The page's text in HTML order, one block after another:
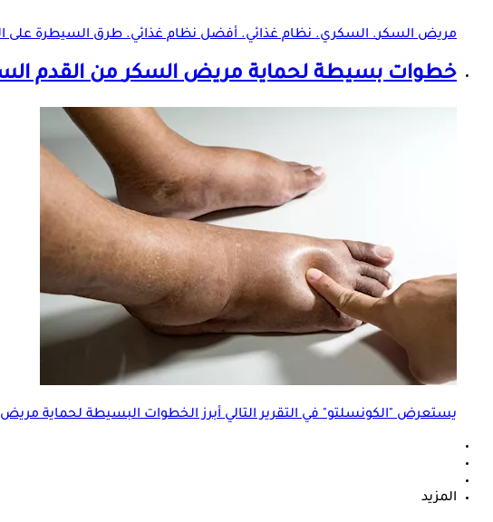
مريض السكر. السكري. نظام غذائي. أفضل نظام غذائي. طرق السيطرة على
خطوات بسيطة لحمايةمريض السكرمن القدم
يستعرض "الكونسلتو" في التقرير التالي أبرز الخطوات البسيطة لحمايةمريض
المزيد